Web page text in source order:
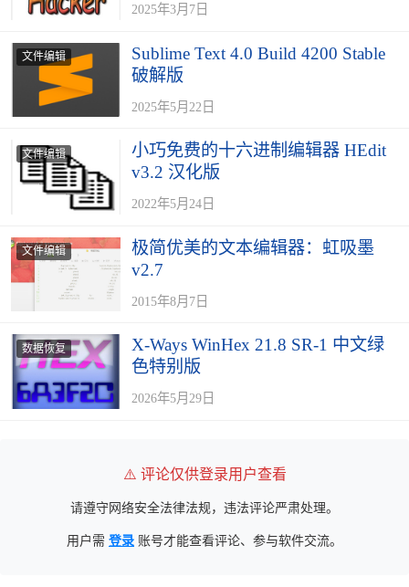
2025年3月7日
文件编辑
Sublime Text 4.0 Build 4200 Stable
破解版
2025年5月22日
文件编辑
小巧免费的十六进制编辑器 HEdit
v3.2 汉化版
2022年5月24日
文件编辑
极简优美的文本编辑器：虹吸墨
v2.7
2015年8月7日
数据恢复
X-Ways WinHex 21.8 SR-1 中文绿
色特别版
2026年5月29日
⚠️ 评论仅供登录用户查看
请遵守网络安全法律法规，违法评论严肃处理。
用户需 登录 账号才能查看评论、参与软件交流。